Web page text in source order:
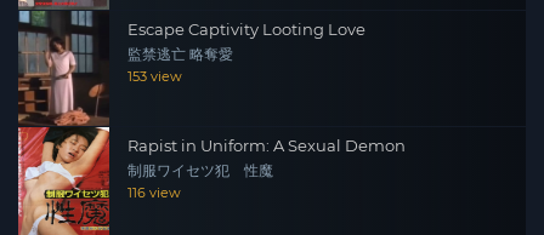
Escape Captivity Looting Love
監禁逃亡 略奪愛
153 view
Rapist in Uniform: A Sexual Demon
制服ワイセツ犯 性魔
116 view